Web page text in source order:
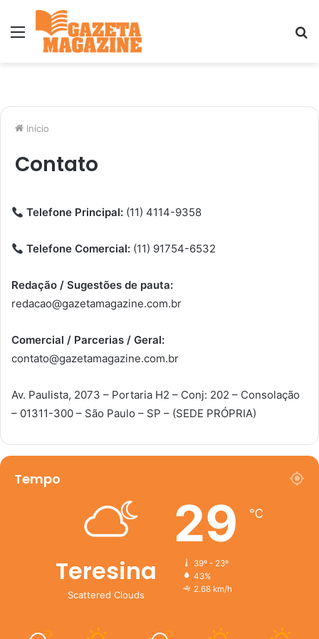
Menu
Início
Contato
Telefone Principal: (11) 4114-9358
Telefone Comercial: (11) 91754-6532
Redação / Sugestões de pauta:
redacao@gazetamagazine.com.br
Comercial / Parcerias / Geral:
contato@gazetamagazine.com.br
Av. Paulista, 2073 – Portaria H2 – Conj: 202 – Consolação
– 01311-300 – São Paulo – SP – (SEDE PRÓPRIA)
Tempo
Teresina
Scattered Clouds
29 ℃
39º - 23º
43%
2.68 km/h